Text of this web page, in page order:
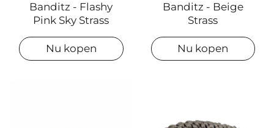
Banditz - Flashy
Pink Sky Strass
Nu kopen
Banditz - Beige
Strass
Nu kopen